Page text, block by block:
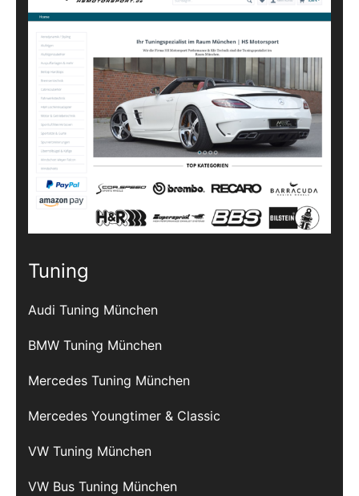
Tuning
Audi Tuning München
BMW Tuning München
Mercedes Tuning München
Mercedes Youngtimer & Classic
VW Tuning München
VW Bus Tuning München